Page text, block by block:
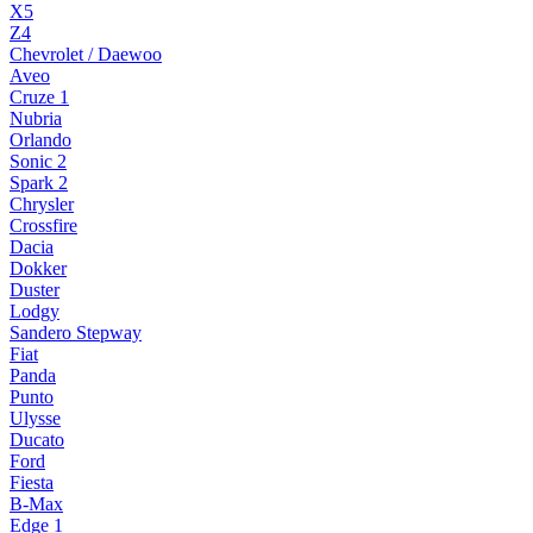
X5
Z4
Chevrolet / Daewoo
Aveo
Cruze 1
Nubria
Orlando
Sonic 2
Spark 2
Chrysler
Crossfire
Dacia
Dokker
Duster
Lodgy
Sandero Stepway
Fiat
Panda
Punto
Ulysse
Ducato
Ford
Fiesta
B-Max
Edge 1